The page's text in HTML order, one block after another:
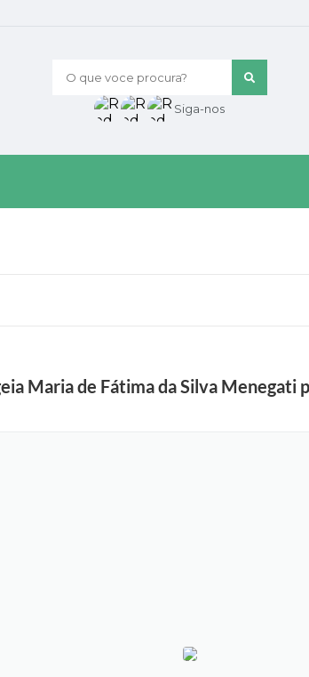
O que voce procura?
Siga-nos
Maria de Fátima da Silva Menegati